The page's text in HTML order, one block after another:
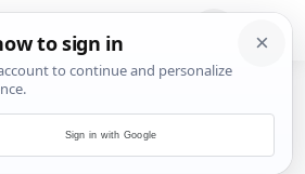
POVRĆE
Sign in with Google